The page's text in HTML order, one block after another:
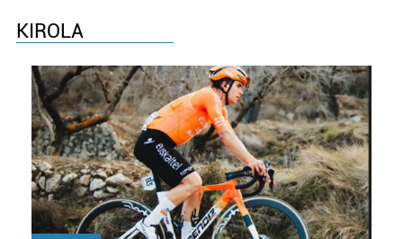
datuen atalean. Edozein unetan alda edo ken dezakezu
Webgune honek cookie propioak eta hirugarrenen cookie-
fitxategiak erabiltzen ditu. Zure esperientzia eta
zerbitzuak hobetzeko asmoz, cookie teknologiaz
baliatzen gara. Ohar hau onartuz gero, teknologia hori
erabiltzeko baimen esplizitua ematen diguzu.Gehiago
irakurri
KIROLA